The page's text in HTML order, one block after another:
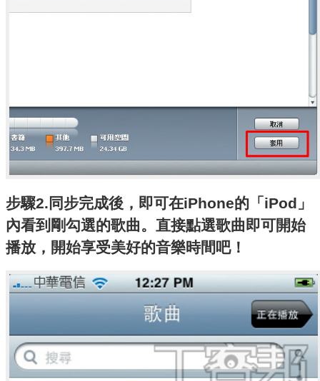
步驟2.同步完成後，即可在iPhone的「iPod」
內看到剛勾選的歌曲。直接點選歌曲即可開始
播放，開始享受美好的音樂時間吧！